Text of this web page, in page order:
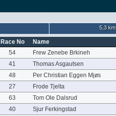
5,3 km
Race No Name
54 Frew Zenebe Brkineh
41 Thomas Asgautsen
48 Per Christian Eggen Mjøs
27 Frode Tjelta
63 Tom Ole Dalsrud
40 Sjur Ferkingstad